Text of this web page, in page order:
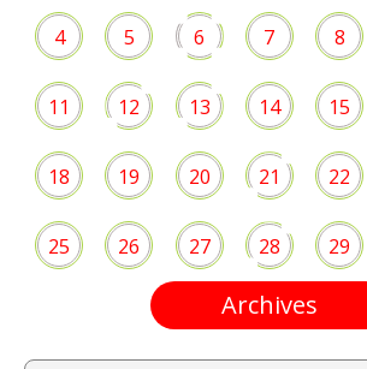
4 5 6 7 8
11 12 13 14 15
18 19 20 21 22
25 26 27 28 29
Archives